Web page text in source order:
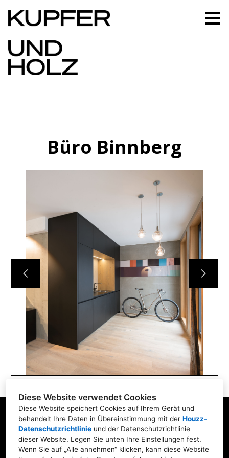
Diese Website verwendet Cookies
Diese Website speichert Cookies auf Ihrem Gerät und
behandelt Ihre Daten in Übereinstimmung mit der Houzz-
Datenschutzrichtlinie und der Datenschutzrichtlinie
dieser Website. Legen Sie unten Ihre Einstellungen fest.
Wenn Sie auf „Alle annehmen“ klicken, kann diese Website
Zu
Hauptinhalten
überspringen
Home
Projekte
Über uns
Karriere
Kontakt
Büro Binnberg
Raiffeisenstraße 8, 83607 Holzkirchen